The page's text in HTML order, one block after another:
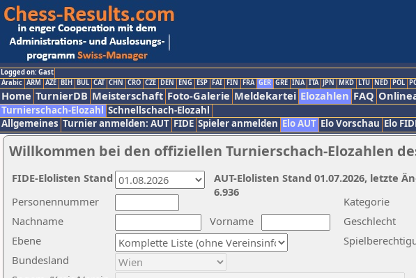
Logged on: Gast
Arabic ARM AZE BIH BUL CAT CHN CRO CZE DEN ENG ESP FAI FIN FRA GER GRE INA ITA JPN MKD LTU NED POL
Home TurnierDB Meisterschaft Foto-Galerie Meldekartei Elozahlen FAQ
Turnierschach-Elozahl Schnellschach-Elozahl
Allgemeines Turnier anmelden: AUT FIDE Spieler anmelden Elo AUT Elo Vorschau Elo
Willkommen bei den offiziellen Turnierschach-Elozahlen
Nachname
Vorname
Ebene
Kategorie
Personennummer
Bundesland
Geschlecht
AUT-Elolisten Stand 01.07.2026, letzte
6.936
FIDE-Elolisten Stand